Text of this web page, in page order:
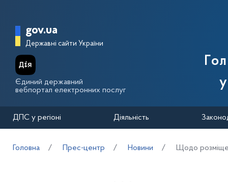
Головна сторінка Державної
gov.ua
Державні сайти України
Єдиний державний
вебпортал електронних послуг
ДПС у регіоні Діяльність
Головна Прес-центр Новини Щодо